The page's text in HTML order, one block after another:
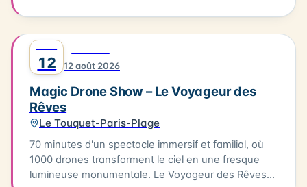
publics. Vous pourrez également déguster des plats
à base de produits de la mer, préparés par des
restaurateurs locaux. L'événement se déroule à
12 12 août 2026
Magic Drone Show – Le Voyageur des
Rêves
Le Touquet-Paris-Plage
70 minutes d'un spectacle immersif et familial, où
1000 drones transforment le ciel en une fresque
lumineuse monumentale. Le Voyageur des Rêves